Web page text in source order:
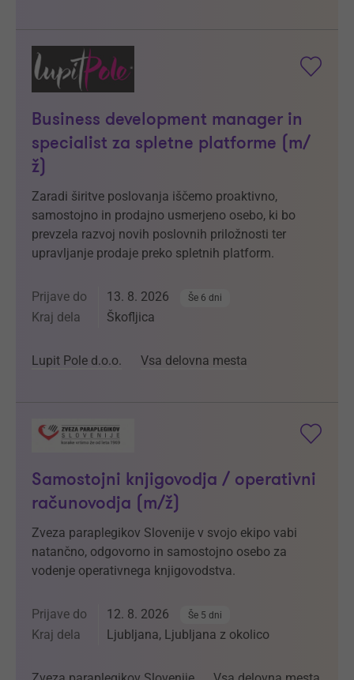
Business development manager in
specialist za spletne platforme (m/
ž)
Zaradi širitve poslovanja iščemo proaktivno,
samostojno in prodajno usmerjeno osebo, ki bo
prevzela razvoj novih poslovnih priložnosti ter
upravljanje prodaje preko spletnih platform.
Prijave do 13. 8. 2026 Še 6 dni
Kraj dela Škofljica
Lupit Pole d.o.o. Vsa delovna mesta
Samostojni knjigovodja / operativni
računovodja (m/ž)
Zveza paraplegikov Slovenije v svojo ekipo vabi
natančno, odgovorno in samostojno osebo za
vodenje operativnega knjigovodstva.
Prijave do 12. 8. 2026 Še 5 dni
Kraj dela Ljubljana, Ljubljana z okolico